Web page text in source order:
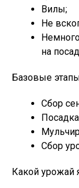
Вилы;
Не
на
Базовые
Сбор
Сбор
Какой урожай